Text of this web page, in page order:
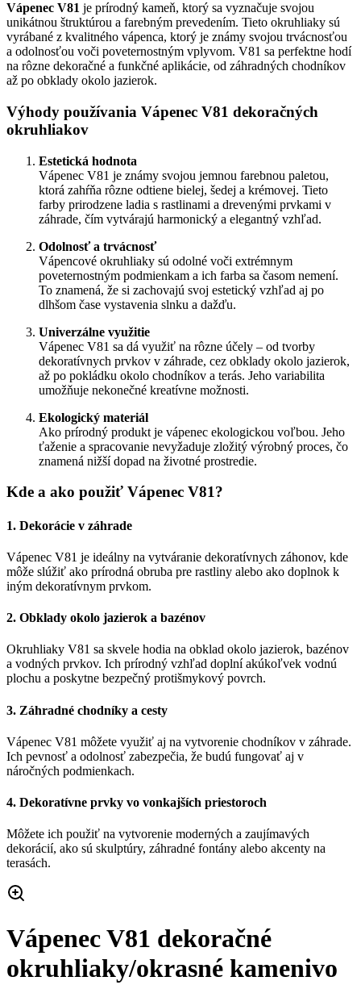
Vápenec V81 je prírodný kameň, ktorý sa vyznačuje svojou
unikátnou štruktúrou a farebným prevedením. Tieto okruhliaky sú
vyrábané z kvalitného vápenca, ktorý je známy svojou trvácnosťou
a odolnosťou voči poveternostným vplyvom. V81 sa perfektne hodí
na rôzne dekoračné a funkčné aplikácie, od záhradných chodníkov
až po obklady okolo jazierok.
Výhody používania Vápenec V81 dekoračných
okruhliakov
Estetická hodnota
Vápenec V81 je známy svojou jemnou farebnou paletou,
ktorá zahŕňa rôzne odtiene bielej, šedej a krémovej. Tieto
farby prirodzene ladia s rastlinami a drevenými prvkami v
záhrade, čím vytvárajú harmonický a elegantný vzhľad.
Odolnosť a trvácnosť
Vápencové okruhliaky sú odolné voči extrémnym
poveternostným podmienkam a ich farba sa časom nemení.
To znamená, že si zachovajú svoj estetický vzhľad aj po
dlhšom čase vystavenia slnku a dažďu.
Univerzálne využitie
Vápenec V81 sa dá využiť na rôzne účely – od tvorby
dekoratívnych prvkov v záhrade, cez obklady okolo jazierok,
až po pokládku okolo chodníkov a terás. Jeho variabilita
umožňuje nekonečné kreatívne možnosti.
Ekologický materiál
Ako prírodný produkt je vápenec ekologickou voľbou. Jeho
ťaženie a spracovanie nevyžaduje zložitý výrobný proces, čo
znamená nižší dopad na životné prostredie.
Kde a ako použiť Vápenec V81?
1. Dekorácie v záhrade
Vápenec V81 je ideálny na vytváranie dekoratívnych záhonov, kde
môže slúžiť ako prírodná obruba pre rastliny alebo ako doplnok k
iným dekoratívnym prvkom.
2. Obklady okolo jazierok a bazénov
Okruhliaky V81 sa skvele hodia na obklad okolo jazierok, bazénov
a vodných prvkov. Ich prírodný vzhľad doplní akúkoľvek vodnú
plochu a poskytne bezpečný protišmykový povrch.
3. Záhradné chodníky a cesty
Vápenec V81 môžete využiť aj na vytvorenie chodníkov v záhrade.
Ich pevnosť a odolnosť zabezpečia, že budú fungovať aj v
náročných podmienkach.
4. Dekoratívne prvky vo vonkajších priestoroch
Môžete ich použiť na vytvorenie moderných a zaujímavých
dekorácií, ako sú skulptúry, záhradné fontány alebo akcenty na
terasách.
Vápenec V81 dekoračné
okruhliaky/okrasné kamenivo